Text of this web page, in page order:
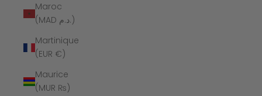
Maroc
(MAD د.م.)
Martinique
(EUR €)
Maurice
(MUR ₨)